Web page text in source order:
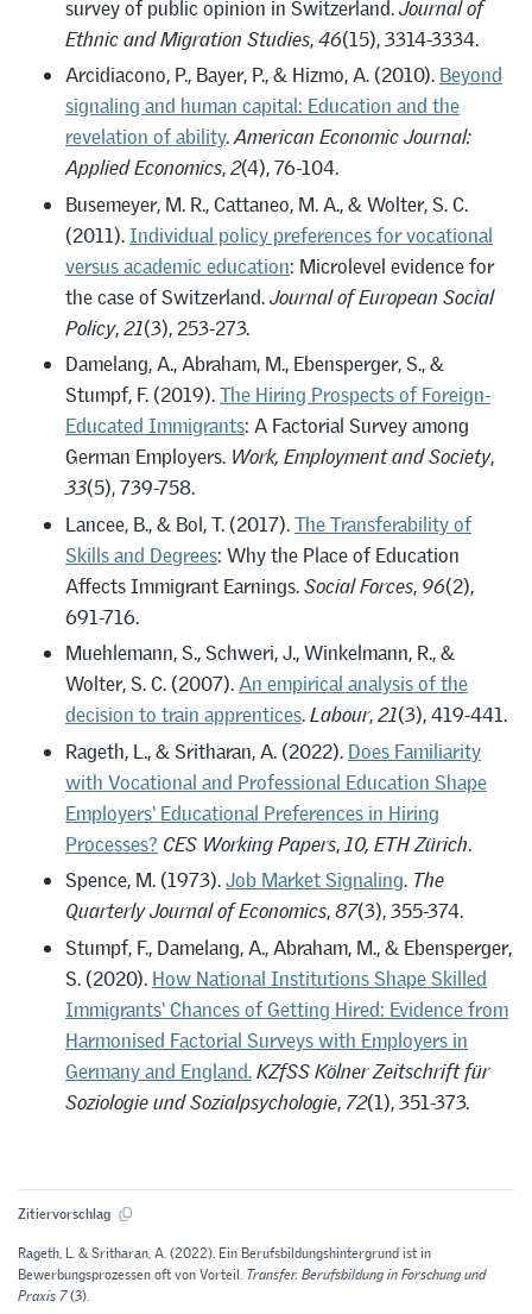
survey of public opinion in Switzerland.Journal of
Ethnic and Migration Studies,46(15), 3314-3334.
Arcidiacono, P., Bayer, P., & Hizmo, A. (2010). Beyond
signaling and human capital: Education and the
revelation of ability.American Economic Journal:
Applied Economics,2(4), 76-104.
Busemeyer, M. R., Cattaneo, M. A., & Wolter, S. C.
(2011).Individual policy preferences for vocational
versus academic education: Microlevel evidence for
the case of Switzerland.Journal of European Social
Policy,21(3), 253-273.
Damelang, A., Abraham, M., Ebensperger, S., &
Stumpf, F. (2019).The Hiring Prospects of Foreign-
Educated Immigrants: A Factorial Survey among
German Employers. Work, Employment and Society,
33(5), 739-758.
Lancee, B., & Bol, T. (2017).The Transferability of
Skills and Degrees: Why the Place of Education
Affects Immigrant Earnings.Social Forces, 96(2),
691-716.
Muehlemann, S., Schweri, J., Winkelmann, R., &
Wolter, S. C. (2007).An empirical analysis of the
decision to train apprentices.Labour,21(3), 419-441.
Rageth, L., & Sritharan, A. (2022). Does Familiarity
with Vocational and Professional Education Shape
Employers‘ Educational Preferences in Hiring
Processes? CES Working Papers,10, ETH Zürich.
Spence, M. (1973).Job Market Signaling. The
Quarterly Journal of Economics,87(3), 355-374.
Stumpf, F., Damelang, A., Abraham, M., & Ebensperger,
S. (2020). How National Institutions Shape Skilled
Immigrants‘ Chances of Getting Hired: Evidence from
Harmonised Factorial Surveys with Employers in
Germany and England.KZfSS Kölner Zeitschrift für
Soziologie und Sozialpsychologie, 72(1), 351-373.
Zitiervorschlag
Rageth, L. & Sritharan, A. (2022). Ein Berufsbildungshintergrund ist in
Bewerbungsprozessen oft von Vorteil. Transfer. Berufsbildung in Forschung und
Praxis 7(3).